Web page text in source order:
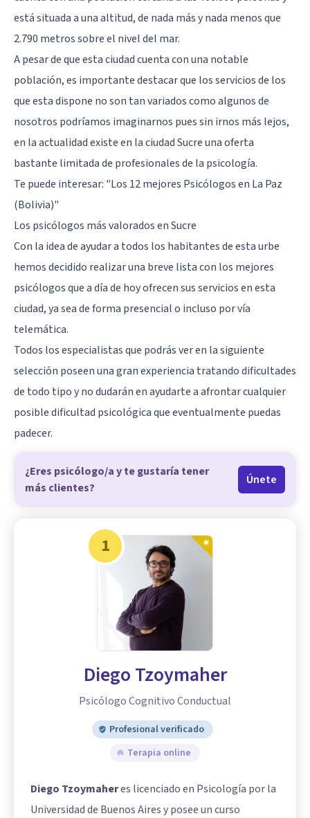
está situada a una altitud, de nada más y nada menos que
2.790 metros sobre el nivel del mar.
A pesar de que esta ciudad cuenta con una notable
población, es importante destacar que los servicios de los
que esta dispone no son tan variados como algunos de
nosotros podríamos imaginarnos pues sin irnos más lejos,
en la actualidad existe en la ciudad Sucre una oferta
bastante limitada de profesionales de la psicología.
Te puede interesar: "Los 12 mejores Psicólogos en La Paz
(Bolivia)"
Los psicólogos más valorados en Sucre
Con la idea de ayudar a todos los habitantes de esta urbe
hemos decidido realizar una breve lista con los mejores
psicólogos que a día de hoy ofrecen sus servicios en esta
ciudad, ya sea de forma presencial o incluso por vía
telemática.
Todos los especialistas que podrás ver en la siguiente
selección poseen una gran experiencia tratando dificultades
de todo tipo y no dudarán en ayudarte a afrontar cualquier
posible dificultad psicológica que eventualmente puedas
padecer.
¿Eres psicólogo/a y te gustaría tener
más clientes?
Únete
1
Diego Tzoymaher
Psicólogo Cognitivo Conductual
Profesional verificado
Terapia online
Diego Tzoymaheres licenciado en Psicología por la
Universidad de Buenos Aires y posee un curso